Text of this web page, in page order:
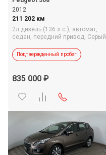
2012
211 202 км
2л дизель (136 л.с.), автомат,
седан, передний привод, Серый
Подтвержденный пробег
835 000